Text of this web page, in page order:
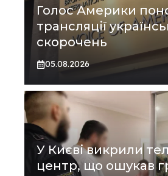
Голос Америки
трансляції
скорочень
05.08.2026
У Києві викрили
центр, що ошукав